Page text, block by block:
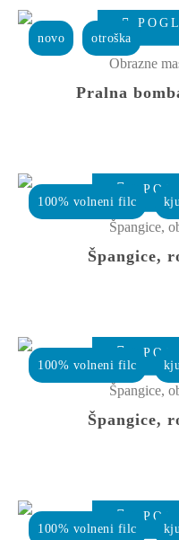
novo otroška
Obrazne
Pralna
100% volneni filc
Špangice,
Špangice,
100% volneni filc
Špangice,
Špangice,
100% volneni filc